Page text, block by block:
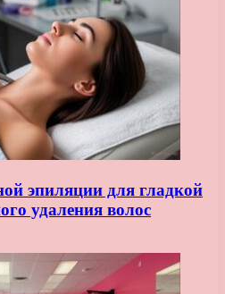
эпиляции для гладкой
удаления волос